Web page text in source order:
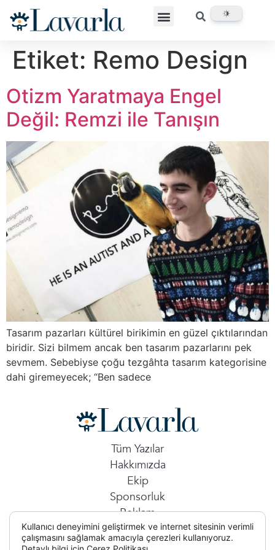
Etiket: Remo Design
Otizm Yaratmaya Engel
Değil: Remzi ile Tanışın
Tasarım pazarları kültürel birikimin en güzel çıktılarından
biridir. Sizi bilmem ancak ben tasarım pazarlarını pek
sevmem. Sebebiyse çoğu tezgâhta tasarım kategorisine
dahi giremeyecek; “Ben sadece
Tüm Yazılar
Hakkımızda
Ekip
Sponsorluk
Reklam
İletişim
Kullanıcı deneyimini geliştirmek ve internet sitesinin verimli
çalışmasını sağlamak amacıyla çerezleri kullanıyoruz.